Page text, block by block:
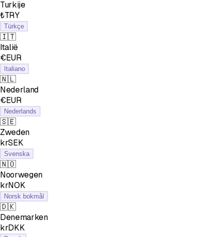
Turkije
₺TRY
Türkçe
🇮🇹
Italië
€EUR
Italiano
🇳🇱
Nederland
€EUR
Nederlands
🇸🇪
Zweden
krSEK
Svenska
🇳🇴
Noorwegen
krNOK
Norsk bokmål
🇩🇰
Denemarken
krDKK